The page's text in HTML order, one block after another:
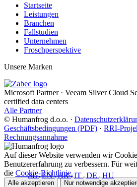
SL• EN• HR• IT • DE • HU
Startseite
Leistungen
Branchen
Fallstudien
Unternehmen
Froschperspektive
Unsere Marken
Microsoft Partner · Veeam Silver Cloud
certified data centers
Alle Partner
© Humanfrog d.o.o. ·
Geschäftsbedingungen (PDF) · RRI-
Rechnungsannahme
Auf dieser Website verwenden wir
Benutzererfahrung zu verbessern. Für
die Cookie-Richtlinie.
Alle akzeptieren Nur notwendige